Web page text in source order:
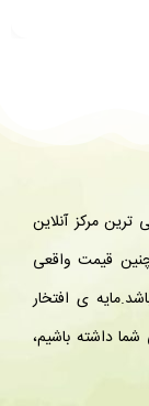
مرکز آنلاین
قیمت واقعی
ی افتخار
داشته باشیم،